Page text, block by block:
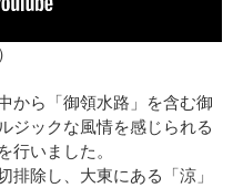
から「御領水路」を含む御
ジックな風情を感じられる
行いました。
排除し、大東にある「涼」